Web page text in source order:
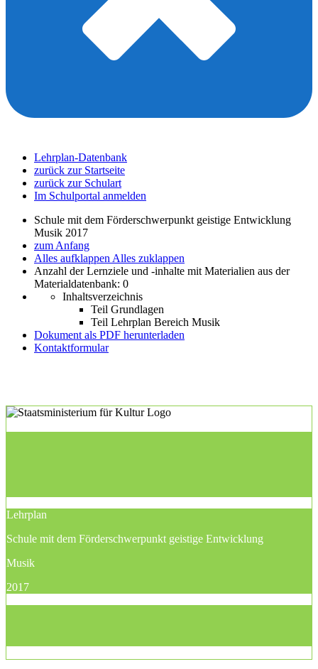
Lehrplan-Datenbank
zurück zur Startseite
zurück zur Schulart
Im Schulportal anmelden
Schule mit dem Förderschwerpunkt geistige Entwicklung
Musik 2017
zum Anfang
Alles aufklappen Alles zuklappen
Anzahl der Lernziele und -inhalte mit Materialien aus der
Materialdatenbank: 0
Inhaltsverzeichnis
Teil Grundlagen
Teil Lehrplan Bereich Musik
Dokument als PDF herunterladen
Kontaktformular
Lehrplan
Schule mit dem Förderschwerpunkt geistige Entwicklung
Musik
2017